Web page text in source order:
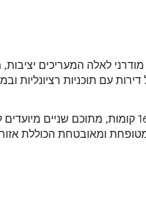
לאלה המעריכים
עם תוכניות רציונליות
, מתוכם שניים מיועדים
ומאובטחת הכוללת